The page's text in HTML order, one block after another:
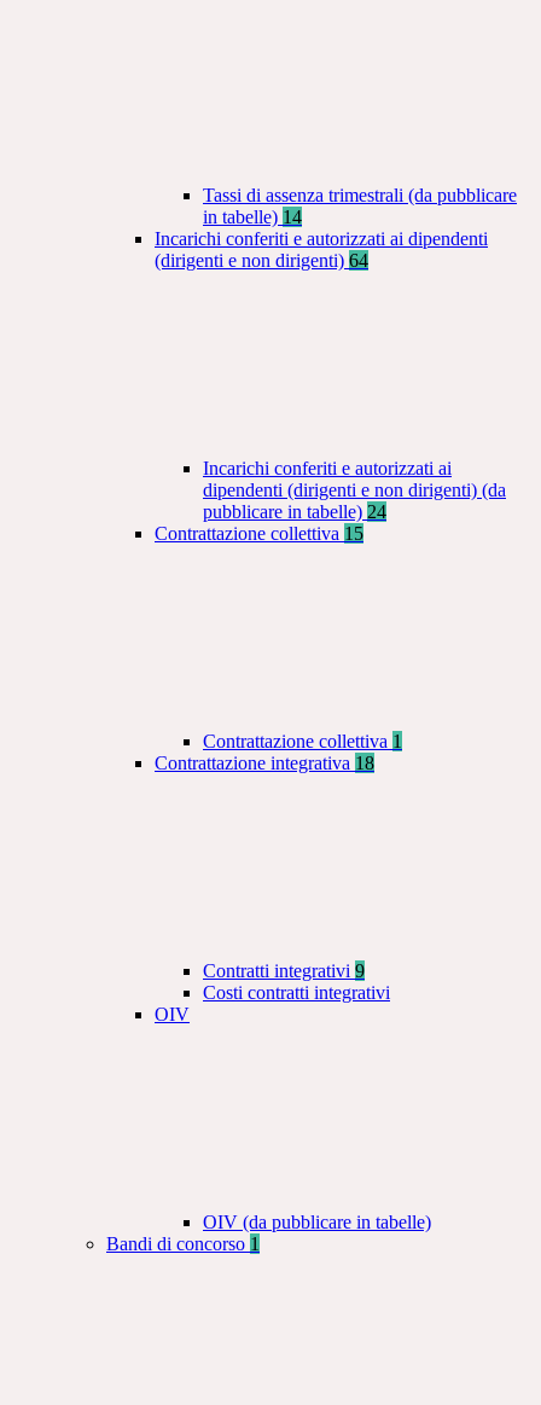
Tassi di assenza trimestrali (da pubblicare
in tabelle) 14
Incarichi conferiti e autorizzati ai dipendenti
(dirigenti e non dirigenti) 64
Incarichi conferiti e autorizzati ai
dipendenti (dirigenti e non dirigenti) (da
pubblicare in tabelle) 24
Contrattazione collettiva 15
Contrattazione collettiva 1
Contrattazione integrativa 18
Contratti integrativi 9
Costi contratti integrativi
OIV
OIV (da pubblicare in tabelle)
Bandi di concorso 1